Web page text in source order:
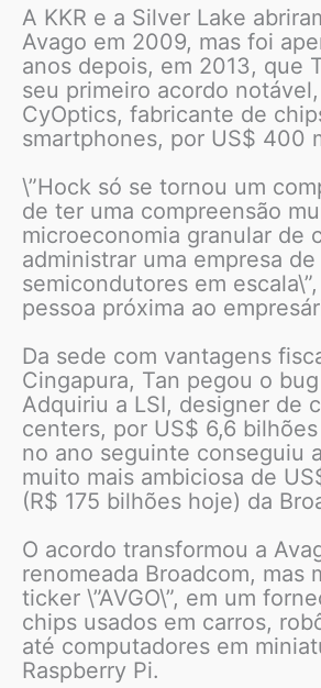
A KKR e a Silver Lake
Avago em 2009, mas foi
anos depois, em 2013, que
seu primeiro acordo
CyOptics, fabricante de
smartphones, por US$ 400
\”Hock só se tornou um
de ter uma compreensão
microeconomia granular de
administrar uma empresa de
semicondutores em
pessoa próxima ao
Da sede com vantagens
Cingapura, Tan pegou o
Adquiriu a LSI, designer de
centers, por US$ 6,6
no ano seguinte conseguiu
muito mais ambiciosa de
(R$ 175 bilhões hoje) da
O acordo transformou a
renomeada Broadcom, mas
ticker \”AVGO\”, em um
chips usados em carros,
até computadores em
Raspberry Pi.